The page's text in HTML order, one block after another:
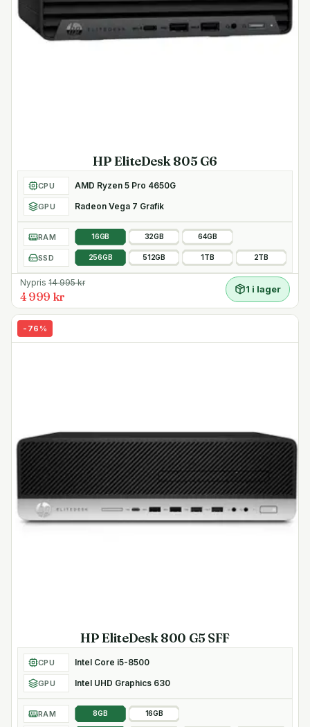
Mått och vikt
Bredd 17.7 cm
Djup 17.5 cm
HP EliteDesk 805 G6
CPU AMD Ryzen 5 Pro 4650G
GPU Radeon Vega 7 Grafik
RAM 16GB 32GB 64GB
SSD 256GB 512GB 1TB 2TB
Nypris 14 995kr
4 999 kr
1 i lager
- 76 %
HP EliteDesk 800 G5 SFF
CPU Intel Core i5-8500
GPU Intel UHD Graphics 630
RAM 8GB 16GB